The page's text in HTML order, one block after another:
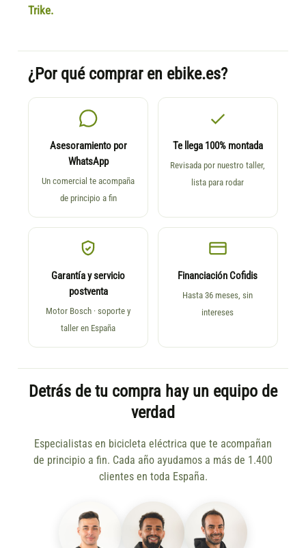
Trike.
¿Por qué comprar en ebike.es?
Asesoramiento por
WhatsApp
Un comercial te acompaña
de principio a fin
Te llega 100% montada
Revisada por nuestro taller,
lista para rodar
Garantía y servicio
postventa
Motor Bosch · soporte y
taller en España
Financiación Cofidis
Hasta 36 meses, sin
intereses
Detrás de tu compra hay un equipo de
verdad
Especialistas en bicicleta eléctrica que te acompañan
de principio a fin. Cada año ayudamos a más de 1.400
clientes en toda España.